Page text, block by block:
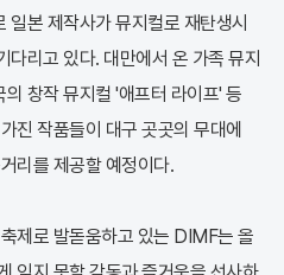
일본 제작사가 뮤지컬로 재탄생시
리고 있다. 대만에서 온 가족 뮤지
창작 뮤지컬 '애프터 라이프' 등
진 작품들이 대구 곳곳의 무대에
리를 제공할 예정이다.
제로 발돋움하고 있는 DIMF는 올